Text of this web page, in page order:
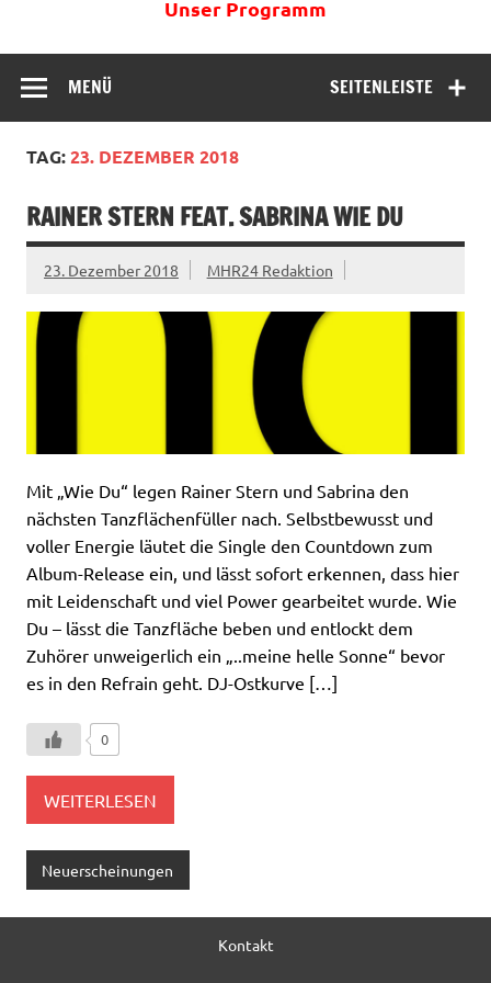
Unser Programm
SEITENLEISTE
MENÜ
TAG:23. DEZEMBER 2018
RAINER STERN FEAT. SABRINA WIE DU
23. Dezember 2018 MHR24 Redaktion
Mit „Wie Du“ legen Rainer Stern und Sabrina den
nächsten Tanzflächenfüller nach. Selbstbewusst und
voller Energie läutet die Single den Countdown zum
Album-Release ein, und lässt sofort erkennen, dass hier
mit Leidenschaft und viel Power gearbeitet wurde. Wie
Du – lässt die Tanzfläche beben und entlockt dem
Zuhörer unweigerlich ein „..meine helle Sonne“ bevor
es in den Refrain geht. DJ-Ostkurve […]
0
WEITERLESEN
Neuerscheinungen
Kontakt